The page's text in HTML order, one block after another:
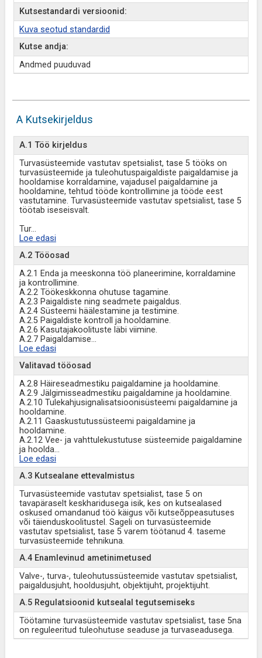
Kutsestandardi versioonid:
Kuva seotud standardid
Kutse andja:
Andmed puuduvad
A Kutsekirjeldus
A.1 Töö kirjeldus
Turvasüsteemide vastutav spetsialist, tase 5 tööks on
turvasüsteemide ja tuleohutuspaigaldiste paigaldamise ja
hooldamise korraldamine, vajadusel paigaldamine ja
hooldamine, tehtud tööde kontrollimine ja tööde eest
vastutamine. Turvasüsteemide vastutav spetsialist, tase 5
töötab iseseisvalt.
Tur...
Loe edasi
A.2 Tööosad
A.2.1 Enda ja meeskonna töö planeerimine, korraldamine
ja kontrollimine.
A.2.2 Töökeskkonna ohutuse tagamine.
A.2.3 Paigaldiste ning seadmete paigaldus.
A.2.4 Süsteemi häälestamine ja testimine.
A.2.5 Paigaldiste kontroll ja hooldamine.
A.2.6 Kasutajakoolituste läbi viimine.
A.2.7 Paigaldamise...
Loe edasi
Valitavad tööosad
A.2.8 Häireseadmestiku paigaldamine ja hooldamine.
A.2.9 Jälgimisseadmestiku paigaldamine ja hooldamine.
A.2.10 Tulekahjusignalisatsioonisüsteemi paigaldamine ja
hooldamine.
A.2.11 Gaaskustutussüsteemi paigaldamine ja
hooldamine.
A.2.12 Vee- ja vahttulekustutuse süsteemide paigaldamine
ja hoolda...
Loe edasi
A.3 Kutsealane ettevalmistus
Turvasüsteemide vastutav spetsialist, tase 5 on
tavapäraselt keskharidusega isik, kes on kutsealased
oskused omandanud töö käigus või kutseõppeasutuses
või täienduskoolitustel. Sageli on turvasüsteemide
vastutav spetsialist, tase 5 varem töötanud 4. taseme
turvasüsteemide tehnikuna.
A.4 Enamlevinud ametinimetused
Valve-, turva-, tuleohutussüsteemide vastutav spetsialist,
paigaldusjuht, hooldusjuht, objektijuht, projektijuht.
A.5 Regulatsioonid kutsealal tegutsemiseks
Töötamine turvasüsteemide vastutav spetsialist, tase 5na
on reguleeritud tuleohutuse seaduse ja turvaseadusega.